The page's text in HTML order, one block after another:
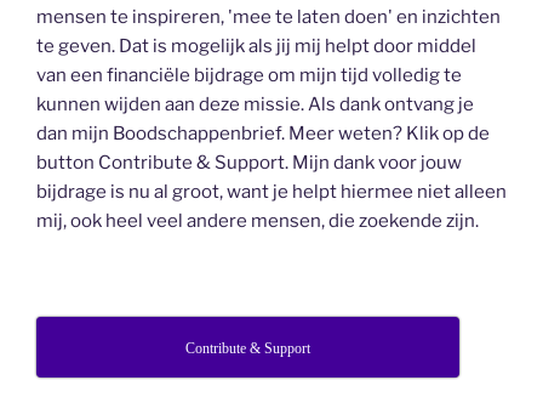
mensen te inspireren, 'mee te laten doen' en inzichten
te geven. Dat is mogelijk als jij mij helpt door middel
van een financiële bijdrage om mijn tijd volledig te
kunnen wijden aan deze missie. Als dank ontvang je
dan mijn Boodschappenbrief. Meer weten? Klik op de
button Contribute & Support. Mijn dank voor jouw
bijdrage is nu al groot, want je helpt hiermee niet alleen
mij, ook heel veel andere mensen, die zoekende zijn.
Contribute & Support